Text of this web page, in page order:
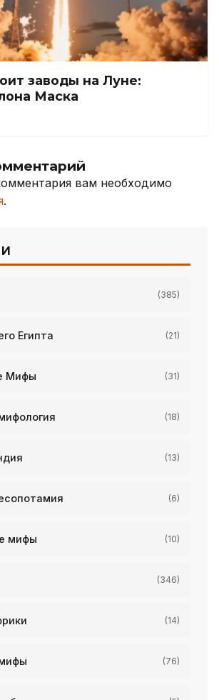
заводы на Луне:
Маска
вам необходимо
.
(385)
Египта (21)
Мифы (31)
(18)
(13)
(6)
мифы (10)
(346)
(14)
(76)